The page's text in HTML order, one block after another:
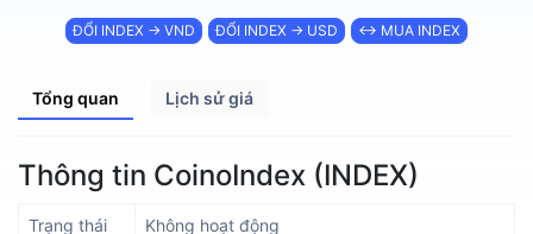
ĐỔI INDEX → VND ĐỔI INDEX → USD ↔ MUA INDEX
Tổng quan Lịch sử giá
Thông tin CoinoIndex (INDEX)
Trạng thái Không hoạt động